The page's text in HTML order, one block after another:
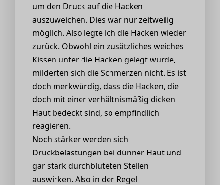
um den Druck auf die Hacken
auszuweichen. Dies war nur zeitweilig
möglich. Also legte ich die Hacken wieder
zurück. Obwohl ein zusätzliches weiches
Kissen unter die Hacken gelegt wurde,
milderten sich die Schmerzen nicht. Es ist
doch merkwürdig, dass die Hacken, die
doch mit einer verhältnismäßig dicken
Haut bedeckt sind, so empfindlich
reagieren.
Noch stärker werden sich
Druckbelastungen bei dünner Haut und
gar stark durchbluteten Stellen
auswirken. Also in der Regel